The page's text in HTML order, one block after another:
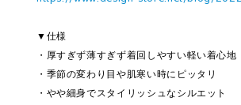
▼仕様
・厚すぎず薄すぎず着回しやすい軽い着心地
・季節の変わり目や肌寒い時にピッタリ
・やや細身でスタイリッシュなシルエット